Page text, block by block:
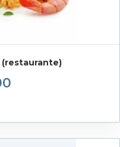
(restaurante)